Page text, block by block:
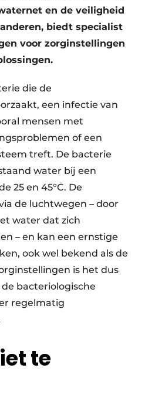
en de veiligheid
biedt specialist
voor zorginstellingen
die de
een infectie van
mensen met
of een
treft. De bacterie
water bij een
25 en 45°C. De
de luchtwegen – door
water dat zich
– en kan een ernstige
ook wel bekend als de
is het dus
bacteriologische
regelmatig
te